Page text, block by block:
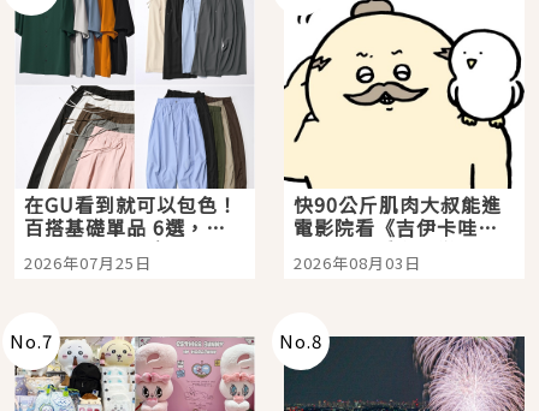
在GU看到就可以包色！
百搭基礎單品 6選，閉
眼全收也不心疼
2026年07月25日
快90公斤肌肉大叔能進
電影院看《吉伊卡哇》
嗎？日本重金屬樂團
「打首」會長與nagano
2026年08月03日
No.7 No.8